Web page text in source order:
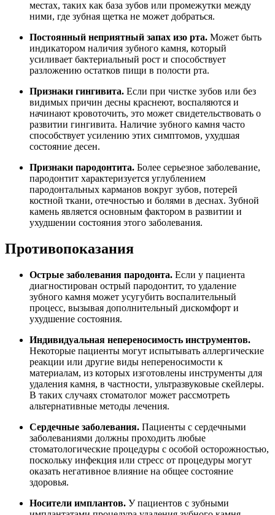
местах, таких как база зубов или промежутки между
ними, где зубная щетка не может добраться.
Постоянный неприятный запах изо рта. Может быть
индикатором наличия зубного камня, который
усиливает бактериальный рост и способствует
разложению остатков пищи в полости рта.
Признаки гингивита. Если при чистке зубов или без
видимых причин десны краснеют, воспаляются и
начинают кровоточить, это может свидетельствовать о
развитии гингивита. Наличие зубного камня часто
способствует усилению этих симптомов, ухудшая
состояние десен.
Признаки пародонтита. Более серьезное заболевание,
пародонтит характеризуется углублением
пародонтальных карманов вокруг зубов, потерей
костной ткани, отечностью и болями в деснах. Зубной
камень является основным фактором в развитии и
ухудшении состояния этого заболевания.
Противопоказания
Острые заболевания пародонта. Если у пациента
диагностирован острый пародонтит, то удаление
зубного камня может усугубить воспалительный
процесс, вызывая дополнительный дискомфорт и
ухудшение состояния.
Индивидуальная непереносимость инструментов.
Некоторые пациенты могут испытывать аллергические
реакции или другие виды непереносимости к
материалам, из которых изготовлены инструменты для
удаления камня, в частности, ультразвуковые скейлеры.
В таких случаях стоматолог может рассмотреть
альтернативные методы лечения.
Сердечные заболевания. Пациенты с сердечными
заболеваниями должны проходить любые
стоматологические процедуры с особой осторожностью,
поскольку инфекция или стресс от процедуры могут
оказать негативное влияние на общее состояние
здоровья.
Носители имплантов. У пациентов с зубными